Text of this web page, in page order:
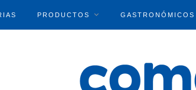
PRODUCTOS GASTRONÓMICOS